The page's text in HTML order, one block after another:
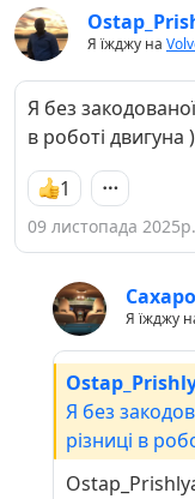
Я їжджу на
Я без
в роботі двигуна
1
09 листопада
Я їжджу
Я без
різниці в